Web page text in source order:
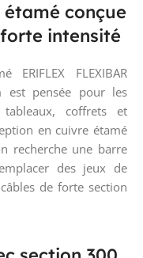
conçue
intensité
FLEXIBAR
est pensée pour les
coffrets et
en cuivre étamé
recherche une barre
des jeux de
de forte section